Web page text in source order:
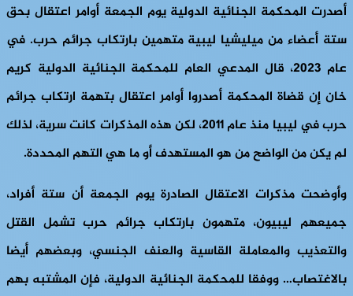
أصدرت المحكمة الجنائية الدولية يوم الجمعة أوامر اعتقال بحق
ستة أعضاء من ميليشيا ليبية متهمين بارتكاب جرائم حرب. في
عام 2023، قال المدعي العام للمحكمة الجنائية الدولية كريم
خان إن قضاة المحكمة أصدروا أوامر اعتقال بتهمة ارتكاب جرائم
حرب في ليبيا منذ عام 2011، لكن هذه المذكرات كانت سرية، لذلك
لم يكن من الواضح من هو المستهدف أو ما هي التهم المحددة.
وأوضحت مذكرات الاعتقال الصادرة يوم الجمعة أن ستة أفراد،
جميعهم ليبيون، متهمون بارتكاب جرائم حرب تشمل القتل
والتعذيب والمعاملة القاسية والعنف الجنسي، وبعضهم أيضا
بالاغتصاب… ووفقا للمحكمة الجنائية الدولية، فإن المشتبه بهم